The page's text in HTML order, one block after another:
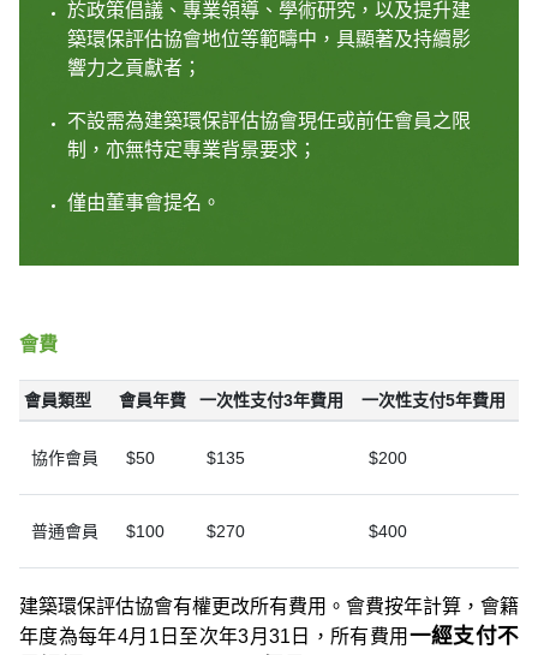
於政策倡議、專業領導、學術研究，以及提升建
築環保評估協會地位等範疇中，具顯著及持續影
響力之貢獻者；
不設需為建築環保評估協會現任或前任會員之限
制，亦無特定專業背景要求；
僅由董事會提名。
會費
會員類型 會員年費 一次性支付3年費用 一次性支付5年費用
協作會員 $50 $135 $200
普通會員 $100 $270 $400
建築環保評估協會有權更改所有費用。會費按年計算，會籍
年度為每年4月1日至次年3月31日，所有費用 一經支付不